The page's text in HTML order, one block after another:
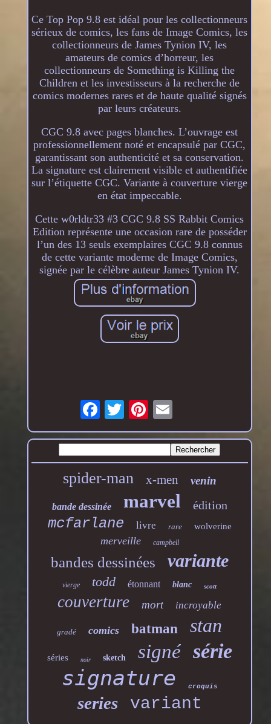
Ce Top Pop 9.8 est idéal pour les collectionneurs
sérieux de comics, les fans de Image Comics, les
collectionneurs de James Tynion IV, les
amateurs de comics d’horreur, les
collectionneurs de Something is Killing the
Children et les investisseurs à la recherche de
comics modernes rares et de haute qualité signés
par leurs créateurs.
CGC 9.8 avec pages blanches. L’ouvrage est
professionnellement noté et encapsulé par CGC,
garantissant son authenticité et sa conservation.
La signature est clairement visible et authentifiée
sur l’étiquette CGC. Variante à couverture vierge
en état impeccable.
Cette w0rldtr33 #3 CGC 9.8 SS Rabbit Comics
Edition représente une occasion rare de posséder
l’un des 13 seuls exemplaires CGC 9.8 connus
de cette variante moderne de Image Comics,
signée par le célèbre auteur James Tynion IV.
spider-man x-men venin
bande dessinée marvel édition
mcfarlane livre rare wolverine
merveille campbell
bandes dessinées variante
vierge todd étonnant blanc scott
couverture mort incroyable
gradé comics batman stan
séries noir sketch signé série
signature croquis
series variant